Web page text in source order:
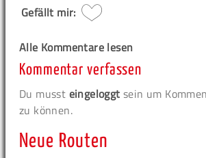
Gefällt mir:
Alle Kommentare lesen
Kommentar verfassen
Du musst eingeloggt sein um
zu können.
Neue Routen